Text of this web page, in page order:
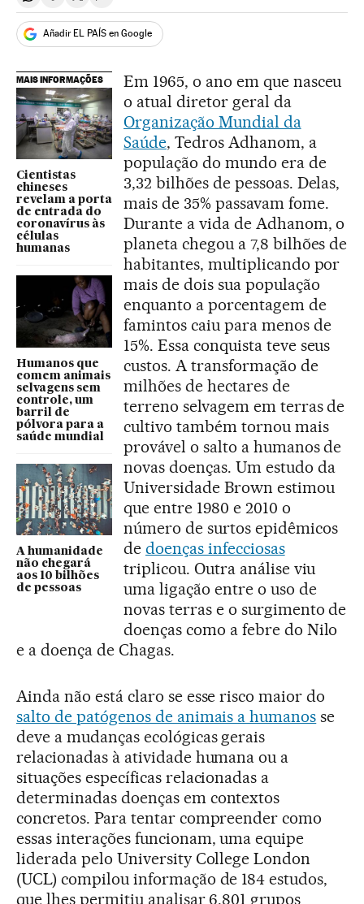
Añadir EL PAÍS en Google
MAIS INFORMAÇÕES
Cientistas
chineses
revelam a porta
de entrada do
coronavírus às
células
humanas
Humanos que
comem animais
selvagens sem
controle, um
barril de
pólvora para a
saúde mundial
A humanidade
não chegará
aos 10 bilhões
de pessoas
Em 1965, o ano em que nasceu
o atual diretor geral da
Organização Mundial da
Saúde, Tedros Adhanom, a
população do mundo era de
3,32 bilhões de pessoas. Delas,
mais de 35% passavam fome.
Durante a vida de Adhanom, o
planeta chegou a 7,8 bilhões de
habitantes, multiplicando por
mais de dois sua população
enquanto a porcentagem de
famintos caiu para menos de
15%. Essa conquista teve seus
custos. A transformação de
milhões de hectares de
terreno selvagem em terras de
cultivo também tornou mais
provável o salto a humanos de
novas doenças. Um estudo da
Universidade Brown estimou
que entre 1980 e 2010 o
número de surtos epidêmicos
de doenças infecciosas
triplicou. Outra análise viu
uma ligação entre o uso de
novas terras e o surgimento de
doenças como a febre do Nilo
e a doença de Chagas.
Ainda não está claro se esse risco maior do
salto de patógenos de animais a humanos se
deve a mudanças ecológicas gerais
relacionadas à atividade humana ou a
situações específicas relacionadas a
determinadas doenças em contextos
concretos. Para tentar compreender como
essas interações funcionam, uma equipe
liderada pelo University College London
(UCL) compilou informação de 184 estudos,
que lhes permitiu analisar 6.801 grupos